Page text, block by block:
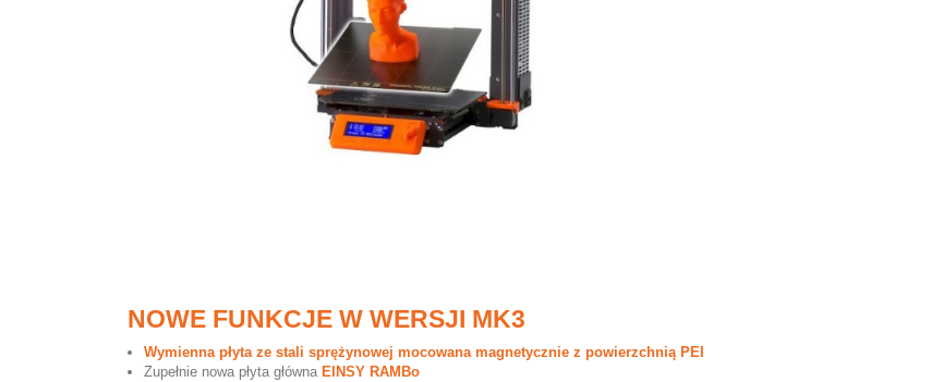
NOWE FUNKCJE W WERSJI MK3
Wymienna płyta ze stali sprężynowej mocowana magnetycznie z powierzchnią PEI
Zupełnie nowa płyta główna EINSY RAMBo